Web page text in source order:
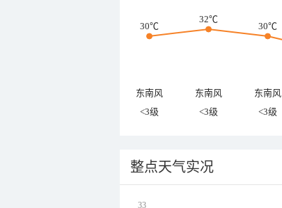
30℃
32℃
30℃
东南风 东南风 东南风
<3级
<3级 <3级
整点天气实况
33